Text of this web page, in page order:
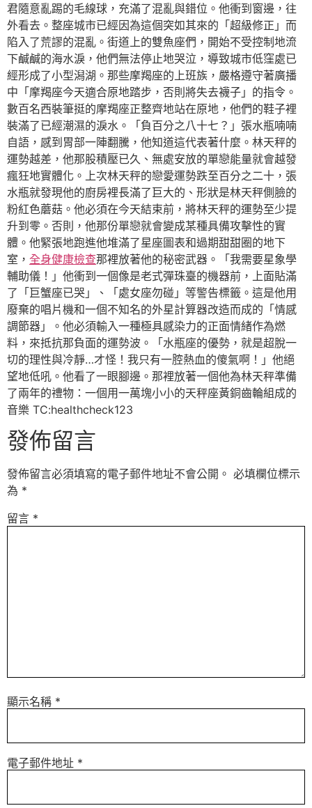
君隨意亂踢的毛線球，充滿了混亂與錯位。他衝到窗邊，往
外看去。整座城市已經因為這個突如其來的「超級修正」而
陷入了荒謬的混亂。街道上的雙魚座們，開始不受控制地流
下鹹鹹的海水淚，他們無法停止地哭泣，導致城市低窪處已
經形成了小型潟湖。那些摩羯座的上班族，嚴格遵守著廣播
中「摩羯座今天適合原地踏步，否則將失去襪子」的指令。
數百名西裝筆挺的摩羯座正整齊地站在原地，他們的鞋子裡
裝滿了已經潮濕的淚水。「負百分之八十七？」張水瓶喃喃
自語，感到胃部一陣翻騰，他知道這代表著什麼。林天秤的
運勢越差，他那股積壓已久、無處安放的單戀能量就會越發
瘋狂地實體化。上次林天秤的戀愛運勢跌至百分之二十，張
水瓶就發現他的廚房裡長滿了巨大的、形狀是林天秤側臉的
粉紅色蘑菇。他必須在今天結束前，將林天秤的運勢至少提
升到零。否則，他那份單戀就會變成某種具備攻擊性的實
體。他緊張地跑進他堆滿了星座圖表和過期甜甜圈的地下
室， 全身健康檢查那裡放著他的秘密武器。「我需要星象學
輔助儀！」他衝到一個像是老式彈珠臺的機器前，上面貼滿
了「巨蟹座已哭」、「處女座勿碰」等警告標籤。這是他用
廢棄的唱片機和一個不知名的外星計算器改造而成的「情感
調節器」。他必須輸入一種極具感染力的正面情緒作為燃
料，來抵抗那負面的運勢波。「水瓶座的優勢，就是超脫一
切的理性與冷靜…才怪！我只有一腔熱血的傻氣啊！」他絕
望地低吼。他看了一眼腳邊。那裡放著一個他為林天秤準備
了兩年的禮物：一個用一萬塊小小的天秤座黃銅齒輪組成的
音樂 TC:healthcheck123
發佈留言
發佈留言必須填寫的電子郵件地址不會公開。 必填欄位標示
為 *
留言 *
顯示名稱 *
電子郵件地址 *